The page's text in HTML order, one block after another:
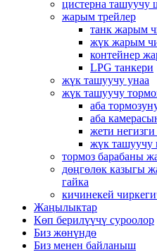
цистерна ташуучу
жарым трейлер
танк жарым
жүк жарым
контейнер
LPG танкери
жүк ташуучу унаа
жүк ташуучу
аба
аба
жети негизги
жүк ташуучу
тормоз барабаны
дөңгөлөк казыгы
гайка
кичинекей
Жаңылыктар
Көп берилүүчү суроолор
Биз жөнүндө
Биз менен байланыш